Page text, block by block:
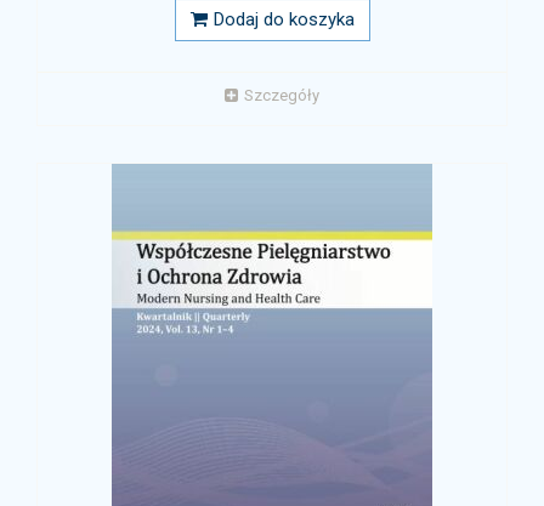
Dodaj do koszyka
Szczegóły